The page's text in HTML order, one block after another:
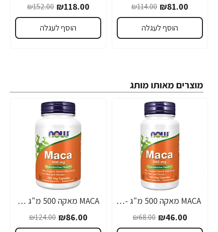
₪81.00
₪114.00
הוסף לעגלה
₪118.00
₪152.00
הוסף לעגלה
מוצרים מאותו מותג
-32%
MACA מאקה 500 מ"ג - 100 כמוסות - מבית NOW FOODS
₪46.00
₪68.00
-31%
MACA מאקה 500 מ"ג 250 כמוסות - מבית NOW FOODS
₪86.00
₪124.00